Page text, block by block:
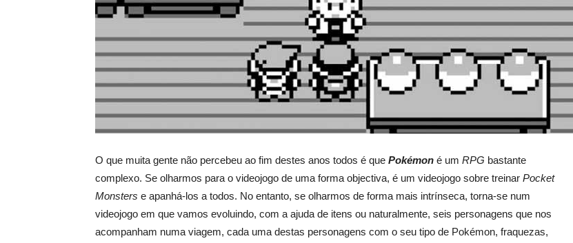
O que muita gente não percebeu ao fim destes anos todos é que Pokémon é um RPG bastante
complexo. Se olharmos para o videojogo de uma forma objectiva, é um videojogo sobre treinar Pocket
Monsters e apanhá-los a todos. No entanto, se olharmos de forma mais intrínseca, torna-se num
videojogo em que vamos evoluindo, com a ajuda de itens ou naturalmente, seis personagens que nos
acompanham numa viagem, cada uma destas personagens com o seu tipo de Pokémon, fraquezas,